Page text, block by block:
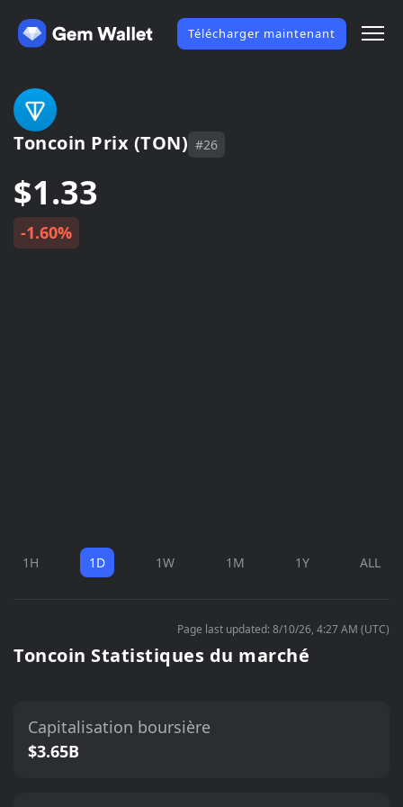
Télécharger maintenant
Toncoin Prix (TON) #26
$1.33
-1.60%
1H 1D 1W 1M 1Y ALL
Page last updated: 8/10/26, 4:27 AM (UTC)
Toncoin Statistiques du marché
Capitalisation boursière
$3.65B